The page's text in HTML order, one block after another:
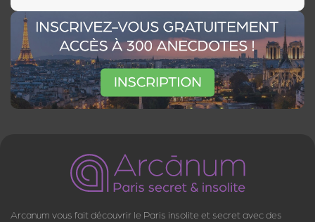
Arcanum vous fait découvrir le Paris insolite et secret avec des